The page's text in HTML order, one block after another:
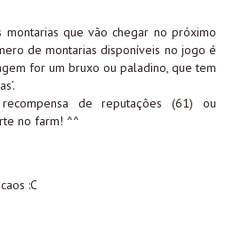
montarias que vão chegar no próximo
de montarias disponíveis no jogo é
for um bruxo ou paladino, que tem
de reputações (61) ou
no farm! ^^
:C